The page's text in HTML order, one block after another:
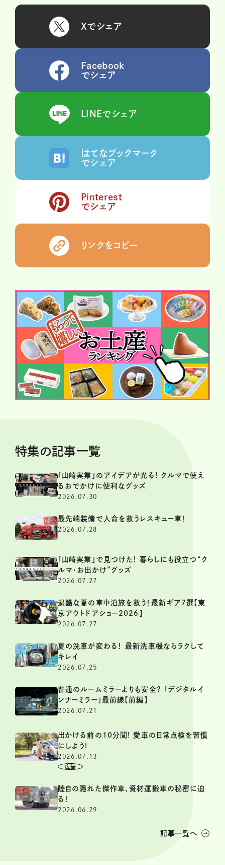
Xでシェア
Facebook
でシェア
LINEでシェア
はてなブックマーク
でシェア
Pinterest
でシェア
リンクをコピー
特集の記事一覧
「山崎実業」のアイデアが光る! クルマで使え
るおでかけに便利なグッズ
2026.07.30
最先端装備で人命を救うレスキュー車！
2026.07.28
「山崎実業」で見つけた! 暮らしにも役立つ“ク
ルマ・お出かけ”グッズ
2026.07.27
過酷な夏の車中泊旅を救う！最新ギア7選【東
京アウトドアショー2026】
2026.07.27
夏の洗車が変わる！ 最新洗車機ならラクして
キレイ
2026.07.25
普通のルームミラーよりも安全？ 「デジタルイ
ンナーミラー」最前線【前編】
2026.07.21
出かける前の10分間! 愛車の日常点検を習慣
にしよう!
2026.07.13
陸自の隠れた傑作車、資材運搬車の秘密に迫
る！
2026.06.29
記事一覧へ